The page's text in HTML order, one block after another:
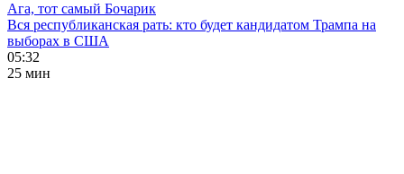
Ага, тот самый Бочарик
Вся республиканская рать: кто будет кандидатом Трампа на
выборах в США
05:32
25 мин